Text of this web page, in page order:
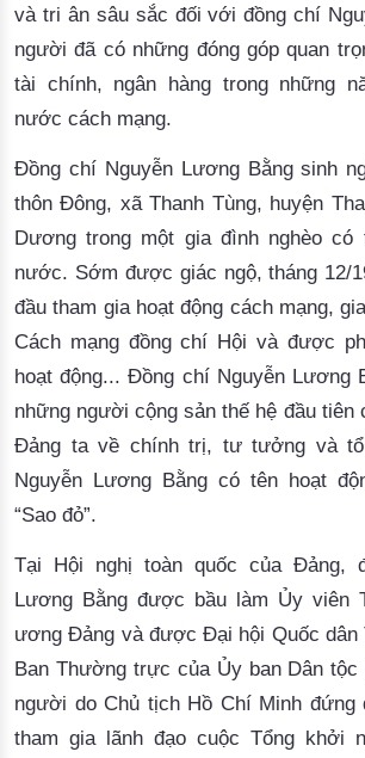
và tri ân sâu sắc đối với đồng chí
người đã có những đóng góp quan
tài chính, ngân hàng trong những
nước cách mạng.
Đồng chí Nguyễn Lương Bằng sinh
thôn Đông, xã Thanh Tùng, huyện
Dương trong một gia đình nghèo có
nước. Sớm được giác ngộ, tháng 12/
đầu tham gia hoạt động cách mạng,
Cách mạng đồng chí Hội và được
hoạt động... Đồng chí Nguyễn Lương
những người cộng sản thế hệ đầu tiên
Đảng ta về chính trị, tư tưởng và
Nguyễn Lương Bằng có tên hoạt
“Sao đỏ”.
Tại Hội nghị toàn quốc của Đảng,
Lương Bằng được bầu làm Ủy viên
ương Đảng và được Đại hội Quốc dân
Ban Thường trực của Ủy ban Dân tộc
người do Chủ tịch Hồ Chí Minh đứng
tham gia lãnh đạo cuộc Tổng khởi